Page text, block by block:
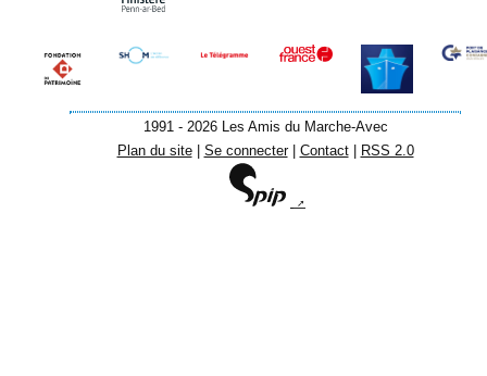
1991 - 2026 Les Amis du Marche-Avec
Plan du site| Se connecter| Contact| RSS 2.0